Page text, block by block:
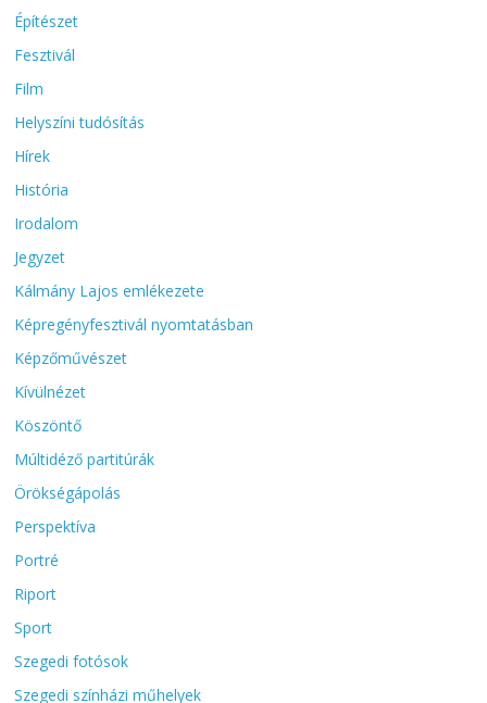
Építészet
Fesztivál
Film
Helyszíni tudósítás
Hírek
História
Irodalom
Jegyzet
Kálmány Lajos emlékezete
Képregényfesztivál nyomtatásban
Képzőművészet
Kívülnézet
Köszöntő
Múltidéző partitúrák
Örökségápolás
Perspektíva
Portré
Riport
Sport
Szegedi fotósok
Szegedi színházi műhelyek